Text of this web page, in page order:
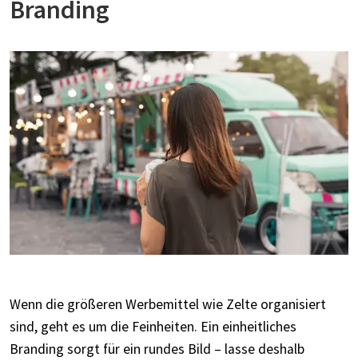
Branding
Wenn die größeren Werbemittel wie Zelte organisiert
sind, geht es um die Feinheiten. Ein einheitliches
Branding sorgt für ein rundes Bild – lasse deshalb